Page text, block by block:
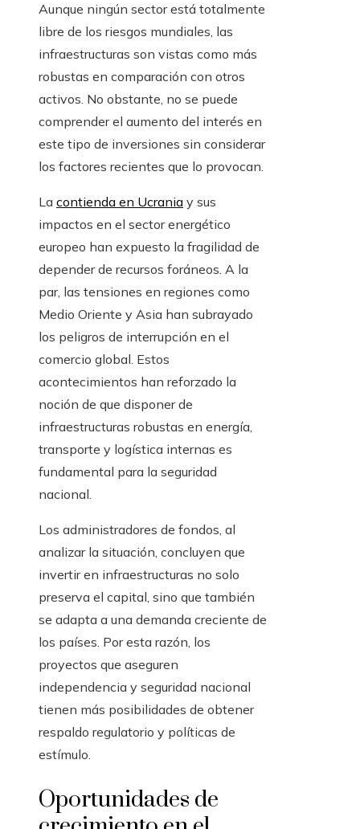
Aunque ningún sector está totalmente
libre de los riesgos mundiales, las
infraestructuras son vistas como más
robustas en comparación con otros
activos. No obstante, no se puede
comprender el aumento del interés en
este tipo de inversiones sin considerar
los factores recientes que lo provocan.
La contienda en Ucrania y sus
impactos en el sector energético
europeo han expuesto la fragilidad de
depender de recursos foráneos. A la
par, las tensiones en regiones como
Medio Oriente y Asia han subrayado
los peligros de interrupción en el
comercio global. Estos
acontecimientos han reforzado la
noción de que disponer de
infraestructuras robustas en energía,
transporte y logística internas es
fundamental para la seguridad
nacional.
Los administradores de fondos, al
analizar la situación, concluyen que
invertir en infraestructuras no solo
preserva el capital, sino que también
se adapta a una demanda creciente de
los países. Por esta razón, los
proyectos que aseguren
independencia y seguridad nacional
tienen más posibilidades de obtener
respaldo regulatorio y políticas de
estímulo.
Oportunidades de